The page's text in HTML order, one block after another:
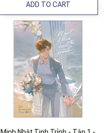
ADD TO CART